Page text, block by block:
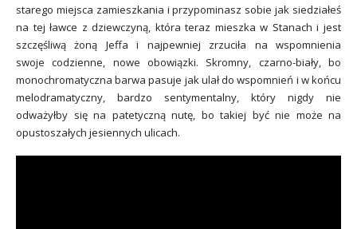
starego miejsca zamieszkania i przypominasz sobie jak siedziałeś
na tej ławce z dziewczyną, która teraz mieszka w Stanach i jest
szczęśliwą żoną Jeffa i najpewniej zrzuciła na wspomnienia
swoje codzienne, nowe obowiązki. Skromny, czarno-biały, bo
monochromatyczna barwa pasuje jak ulał do wspomnień i w końcu
melodramatyczny, bardzo sentymentalny, który nigdy nie
odważyłby się na patetyczną nutę, bo takiej być nie może na
opustoszałych jesiennych ulicach.